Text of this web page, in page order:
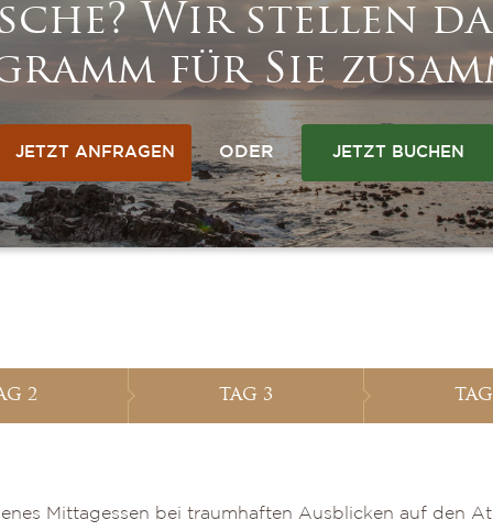
Wir stellen
für Sie
JETZT ANFRAGEN ODER JETZT BUCHEN
2 TAG 3
Mittagessen bei traumhaften Ausblicken auf den